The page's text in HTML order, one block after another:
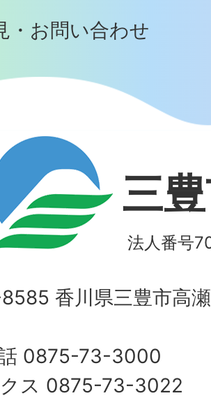
・お問い合わせ
三
法人番号
香川県三豊市高
0875-73-3000
ス 0875-73-3022